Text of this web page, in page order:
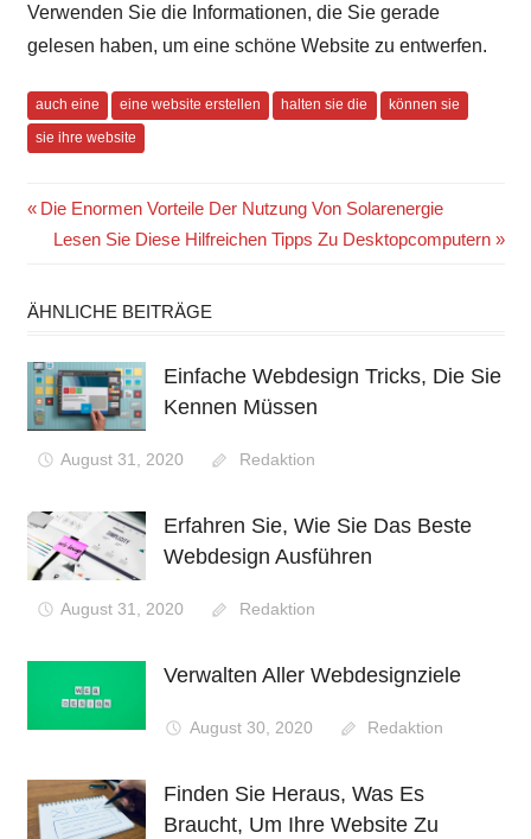
Verwenden Sie die Informationen, die Sie gerade
gelesen haben, um eine schöne Website zu entwerfen.
auch eine eine website erstellen halten sie die
können sie
sie ihre website
Beitragsnavigation
Vorheriger
Beitrag:
Die Enormen Vorteile Der Nutzung Von Solarenergie
Nächster
Lesen Sie Diese Hilfreichen Tipps Zu Desktopcomputern
ÄHNLICHE BEITRÄGE
Einfache Webdesign Tricks, Die Sie
Kennen Müssen
August 31, 2020 Redaktion
Erfahren Sie, Wie Sie Das Beste
Webdesign Ausführen
August 31, 2020 Redaktion
Verwalten Aller Webdesignziele
August 30, 2020 Redaktion
Finden Sie Heraus, Was Es
Braucht, Um Ihre Website Zu